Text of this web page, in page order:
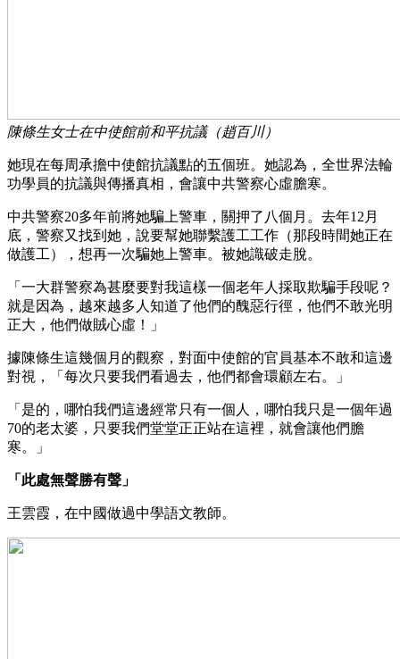
陳條生女士在中使館前和平抗議（趙百川）
她現在每周承擔中使館抗議點的五個班。她認為，全世界法輪
功學員的抗議與傳播真相，會讓中共警察心虛膽寒。
中共警察20多年前將她騙上警車，關押了八個月。去年12月
底，警察又找到她，說要幫她聯繫護工工作（那段時間她正在
做護工），想再一次騙她上警車。被她識破走脫。
「一大群警察為甚麼要對我這樣一個老年人採取欺騙手段呢？
就是因為，越來越多人知道了他們的醜惡行徑，他們不敢光明
正大，他們做賊心虛！」
據陳條生這幾個月的觀察，對面中使館的官員基本不敢和這邊
對視，「每次只要我們看過去，他們都會環顧左右。」
「是的，哪怕我們這邊經常只有一個人，哪怕我只是一個年過
70的老太婆，只要我們堂堂正正站在這裡，就會讓他們膽
寒。」
「此處無聲勝有聲」
王雲霞，在中國做過中學語文教師。